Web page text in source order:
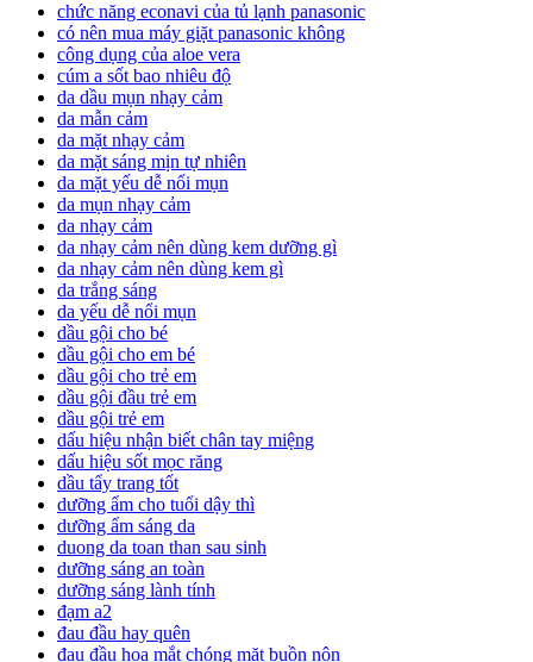
chức năng econavi của tủ lạnh panasonic
có nên mua máy giặt panasonic không
công dụng của aloe vera
cúm a sốt bao nhiêu độ
da dầu mụn nhạy cảm
da mẫn cảm
da mặt nhạy cảm
da mặt sáng mịn tự nhiên
da mặt yếu dễ nổi mụn
da mụn nhạy cảm
da nhạy cảm
da nhạy cảm nên dùng kem dưỡng gì
da nhạy cảm nên dùng kem gì
da trắng sáng
da yếu dễ nổi mụn
dầu gội cho bé
dầu gội cho em bé
dầu gội cho trẻ em
dầu gội đầu trẻ em
dầu gội trẻ em
dấu hiệu nhận biết chân tay miệng
dấu hiệu sốt mọc răng
dầu tẩy trang tốt
dưỡng ẩm cho tuổi dậy thì
dưỡng ẩm sáng da
duong da toan than sau sinh
dưỡng sáng an toàn
dưỡng sáng lành tính
đạm a2
đau đầu hay quên
đau đầu hoa mắt chóng mặt buồn nôn